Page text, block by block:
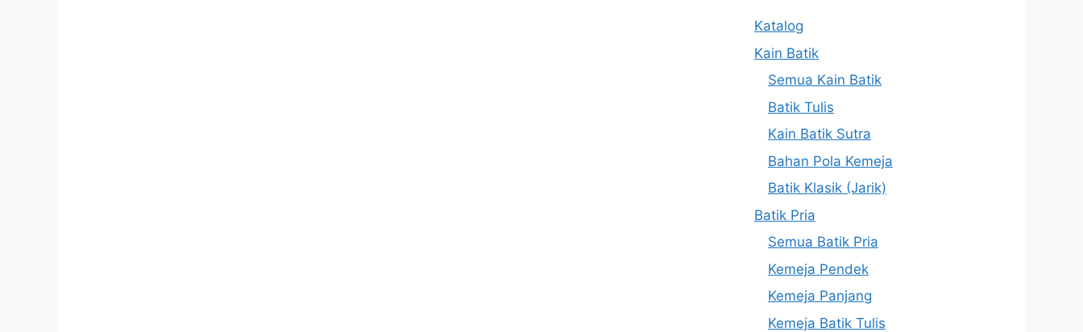
Katalog
Kain Batik
Semua Kain Batik
Batik Tulis
Kain Batik Sutra
Bahan Pola Kemeja
Batik Klasik (Jarik)
Batik Pria
Semua Batik Pria
Kemeja Pendek
Kemeja Panjang
Kemeja Batik Tulis